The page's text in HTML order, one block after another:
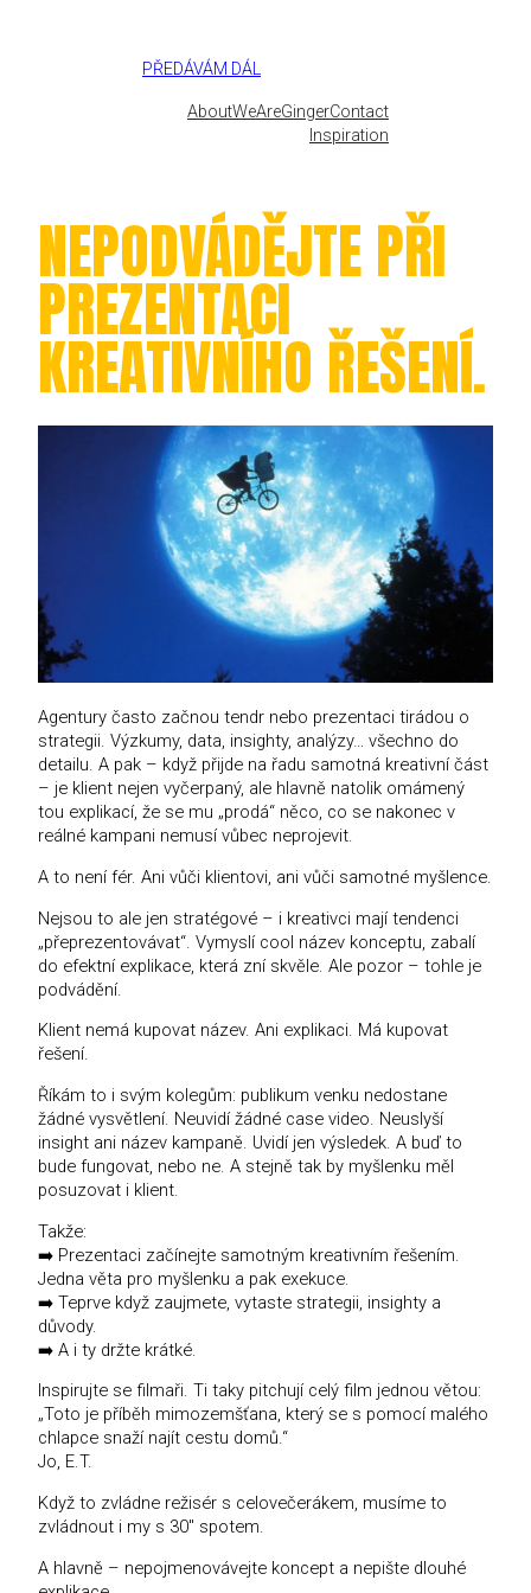
PŘEDÁVÁM DÁL
AboutWeAreGingerContact
Inspiration
NEPODVÁDĚJTE PŘI
PREZENTACI
KREATIVNÍHO ŘEŠENÍ.
Agentury často začnou tendr nebo prezentaci tirádou o
strategii. Výzkumy, data, insighty, analýzy… všechno do
detailu. A pak – když přijde na řadu samotná kreativní část
– je klient nejen vyčerpaný, ale hlavně natolik omámený
tou explikací, že se mu „prodá“ něco, co se nakonec v
reálné kampani nemusí vůbec neprojevit.
A to není fér. Ani vůči klientovi, ani vůči samotné myšlence.
Nejsou to ale jen stratégové – i kreativci mají tendenci
„přeprezentovávat“. Vymyslí cool název konceptu, zabalí
do efektní explikace, která zní skvěle. Ale pozor – tohle je
podvádění.
Klient nemá kupovat název. Ani explikaci. Má kupovat
řešení.
Říkám to i svým kolegům: publikum venku nedostane
žádné vysvětlení. Neuvidí žádné case video. Neuslyší
insight ani název kampaně. Uvidí jen výsledek. A buď to
bude fungovat, nebo ne. A stejně tak by myšlenku měl
posuzovat i klient.
Takže:
➡️ Prezentaci začínejte samotným kreativním řešením.
Jedna věta pro myšlenku a pak exekuce.
➡️ Teprve když zaujmete, vytaste strategii, insighty a
důvody.
➡️ A i ty držte krátké.
Inspirujte se filmaři. Ti taky pitchují celý film jednou větou:
„Toto je příběh mimozemšťana, který se s pomocí malého
chlapce snaží najít cestu domů.“
Jo, E.T.
Když to zvládne režisér s celovečerákem, musíme to
zvládnout i my s 30″ spotem.
A hlavně – nepojmenovávejte koncept a nepište dlouhé